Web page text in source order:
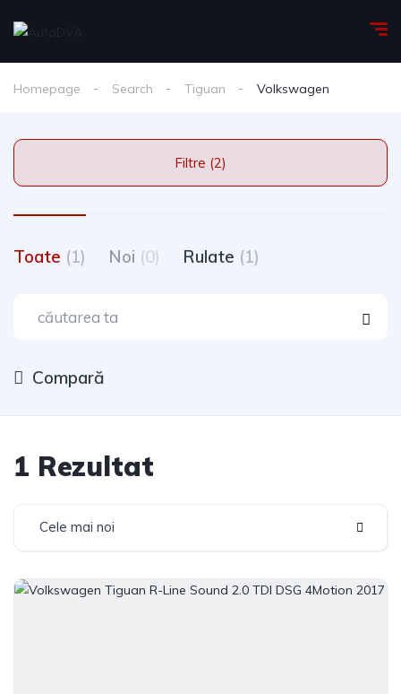
Homepage Search Tiguan Volkswagen
Filtre (2)
Toate (1) Noi (0) Rulate (1)
Compară
1 Rezultat
Cele mai noi